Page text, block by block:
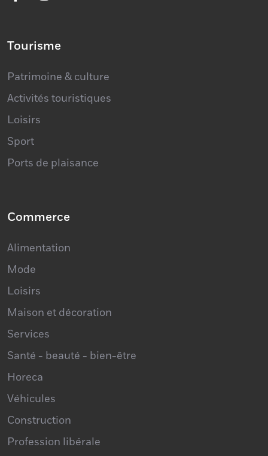
Tourisme
Patrimoine & culture
Activités touristiques
Loisirs
Sport
Ports de plaisance
Commerce
Alimentation
Mode
Loisirs
Maison et décoration
Services
Santé - beauté - bien-être
Horeca
Véhicules
Construction
Profession libérale